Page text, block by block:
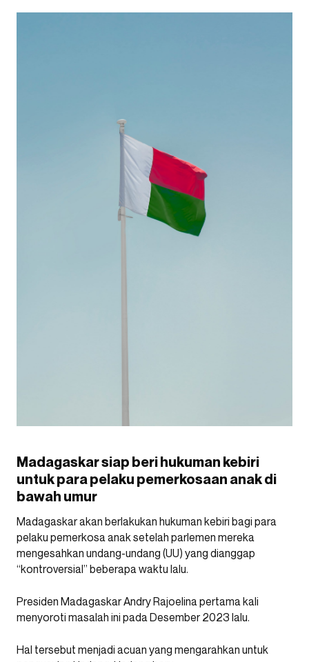
Madagaskar siap beri hukuman kebiri
untuk para pelaku pemerkosaan anak di
bawah umur
Madagaskar akan berlakukan hukuman kebiri bagi para
pelaku pemerkosa anak setelah parlemen mereka
mengesahkan undang-undang (UU) yang dianggap
“kontroversial” beberapa waktu lalu.
Presiden Madagaskar Andry Rajoelina pertama kali
menyoroti masalah ini pada Desember 2023 lalu.
Hal tersebut menjadi acuan yang mengarahkan untuk